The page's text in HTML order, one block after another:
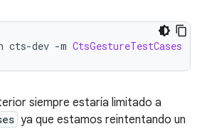
cts-dev -m CtsGestureTestCases
siempre estaría limitado a
ya que estamos reintentando un